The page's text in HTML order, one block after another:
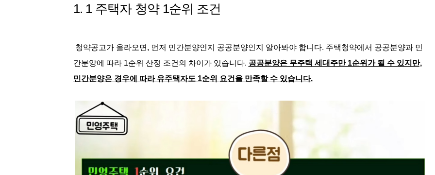
1. 1 주택자 청약 1순위 조건
청약공고가 올라오면, 먼저 민간분양인지 공공분양인지 알아봐야 합니다. 주택청약에서 공공분양과 민
간분양에 따라 1순위 산정 조건의 차이가 있습니다. 공공분양은 무주택 세대주만 1순위가 될 수 있지만,
민간분양은 경우에 따라 유주택자도 1순위 요건을 만족할 수 있습니다.